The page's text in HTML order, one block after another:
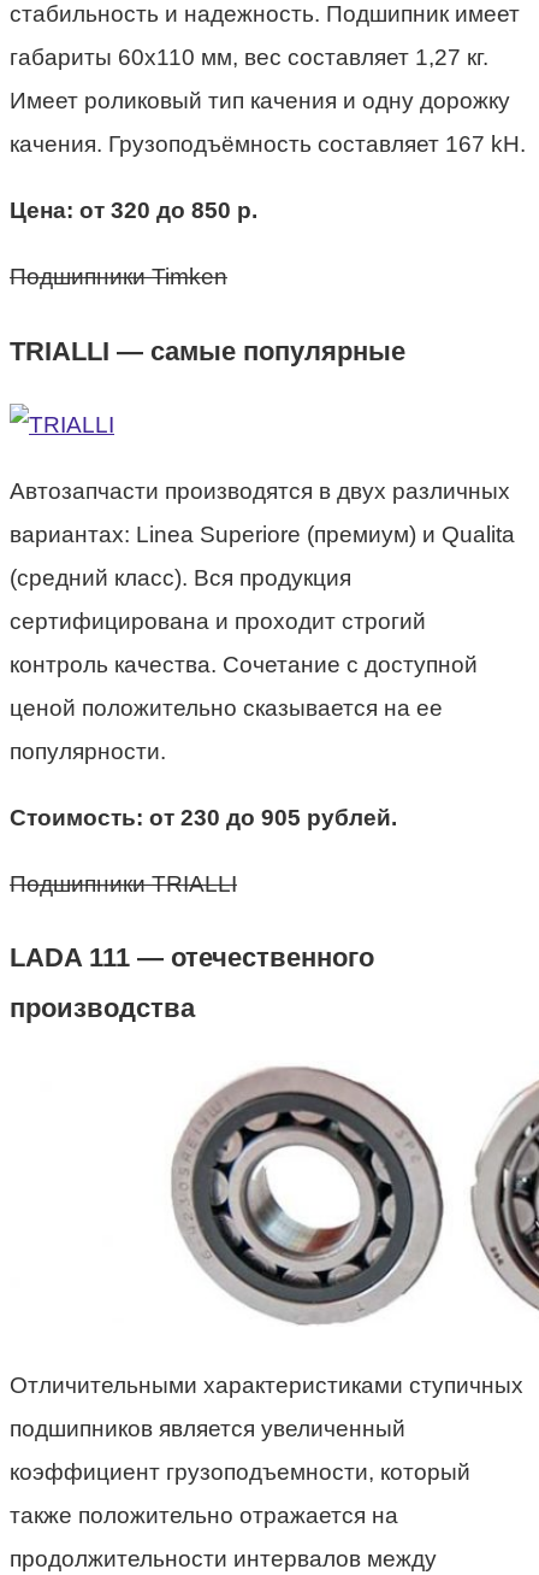
стабильность и надежность. Подшипник имеет
габариты 60х110 мм, вес составляет 1,27 кг.
Имеет роликовый тип качения и одну дорожку
качения. Грузоподъёмность составляет 167 kH.
Цена: от 320 до 850 р.
Подшипники Timken
TRIALLI — самые популярные
Автозапчасти производятся в двух различных
вариантах: Linea Superiore (премиум) и Qualita
(средний класс). Вся продукция
сертифицирована и проходит строгий
контроль качества. Сочетание с доступной
ценой положительно сказывается на ее
популярности.
Стоимость: от 230 до 905 рублей.
Подшипники TRIALLI
LADA 111 — отечественного
производства
Отличительными характеристиками ступичных
подшипников является увеличенный
коэффициент грузоподъемности, который
также положительно отражается на
продолжительности интервалов между